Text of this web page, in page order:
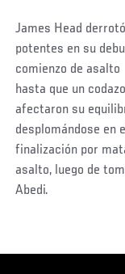
James Head
potentes en su
comienzo de asalto
hasta que un
afectaron su
desplomándose en
finalización por
asalto, luego de
Abedi.